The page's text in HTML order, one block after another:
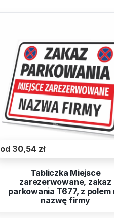
od 30,54 zł
Tabliczka Miejsce
zarezerwowane, zakaz
parkowania T677, z polem
nazwę firmy